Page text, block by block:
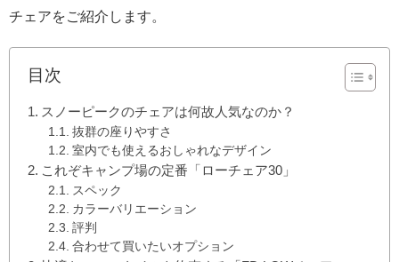
チェアをご紹介します。
目次
スノーピークのチェアは何故人気なのか？
抜群の座りやすさ
室内でも使えるおしゃれなデザイン
これぞキャンプ場の定番「ローチェア30」
スペック
カラーバリエーション
評判
合わせて買いたいオプション